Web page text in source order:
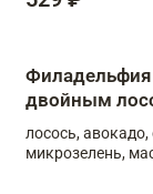
двойным
лосось,
микрозелень,